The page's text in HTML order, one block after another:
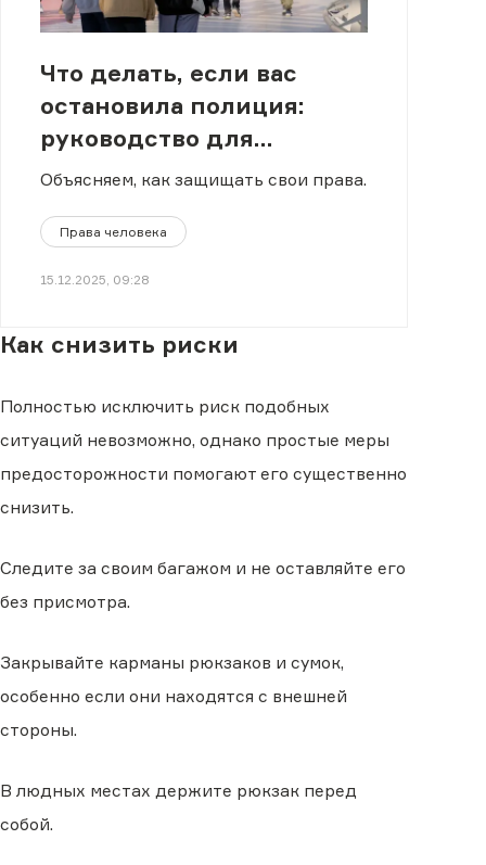
Что делать, если вас
остановила полиция:
руководство для
молодежи в Казахстане
Объясняем, как защищать свои права.
Права человека
15.12.2025, 09:28
Как снизить риски
Полностью исключить риск подобных
ситуаций невозможно, однако простые меры
предосторожности помогают его существенно
снизить.
Следите за своим багажом и не оставляйте его
без присмотра.
Закрывайте карманы рюкзаков и сумок,
особенно если они находятся с внешней
стороны.
В людных местах держите рюкзак перед
собой.